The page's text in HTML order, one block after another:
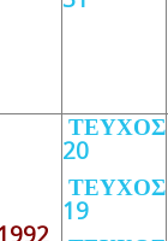
ΤΕΥΧΟΣ
20
ΤΕΥΧΟΣ
19